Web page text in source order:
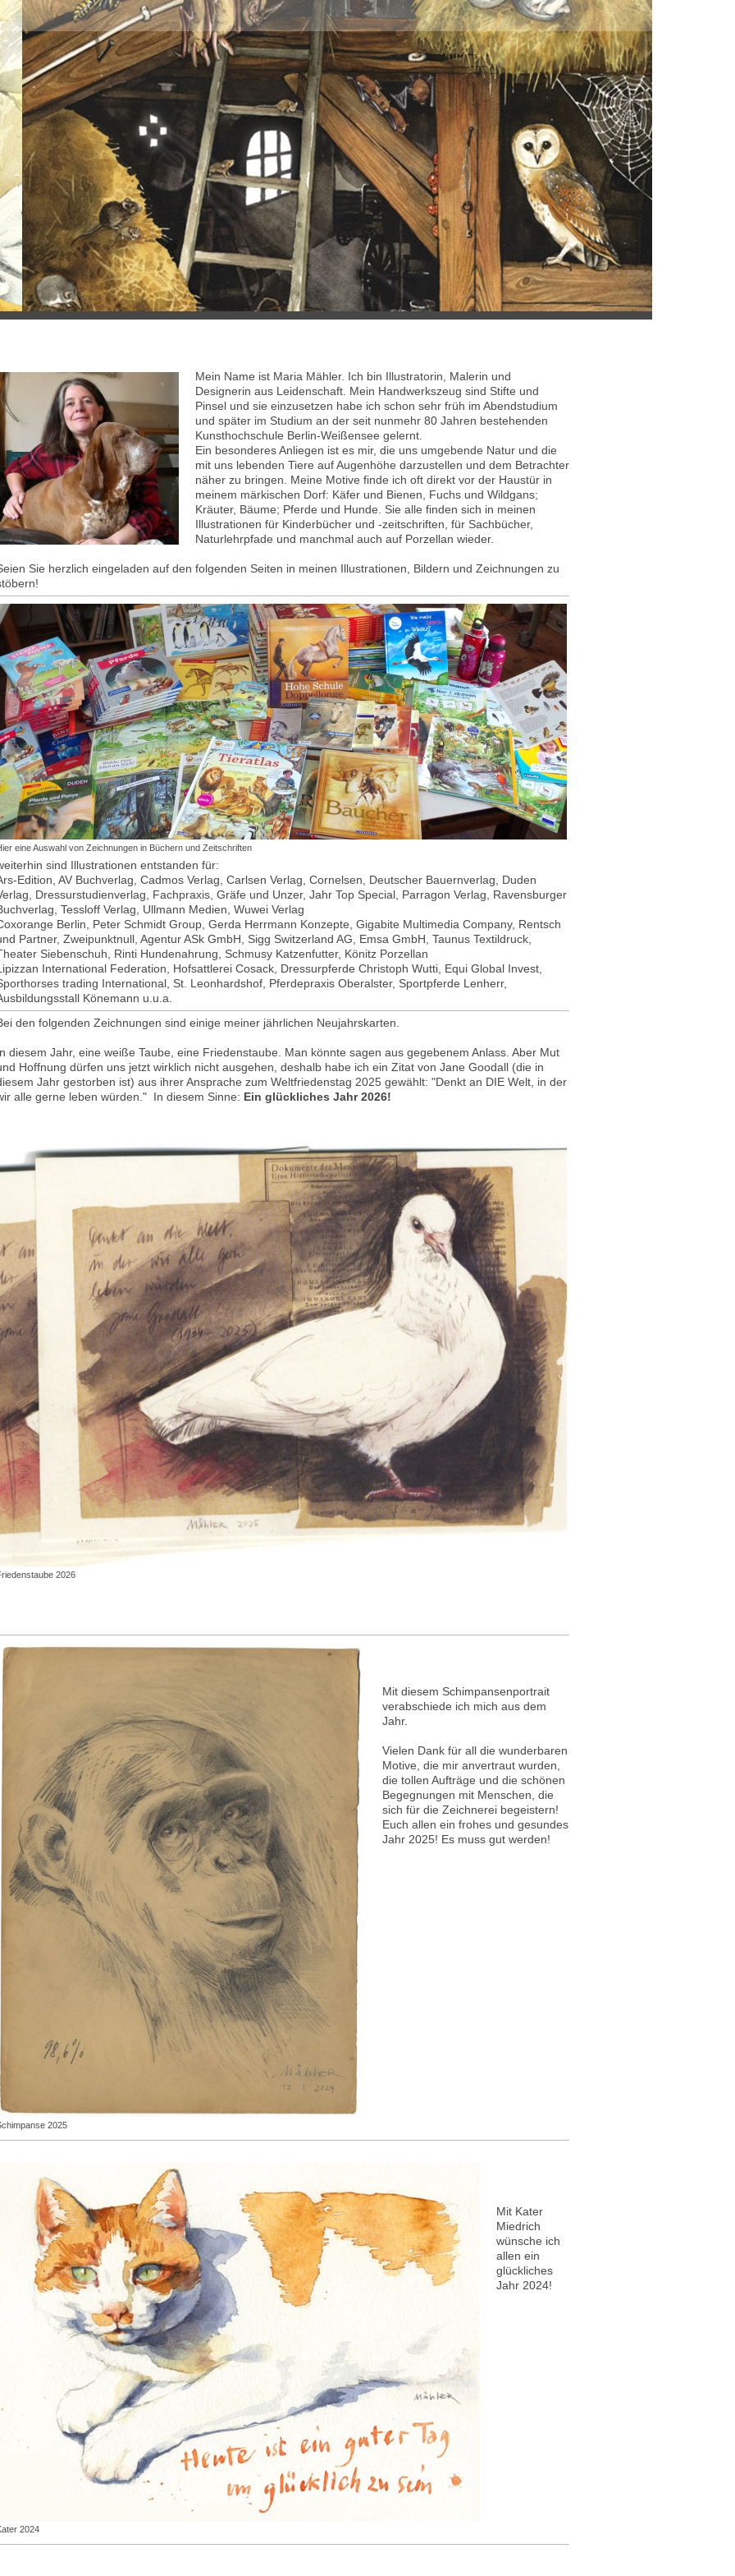
Mein Name ist Maria Mähler. Ich bin Illustratorin, Malerin und
Designerin aus Leidenschaft. Mein Handwerkszeug sind Stifte und
Pinsel und sie einzusetzen habe ich schon sehr früh im Abendstudium
und später im Studium an der seit nunmehr 80 Jahren bestehenden
Kunsthochschule Berlin-Weißensee gelernt.
Ein besonderes Anliegen ist es mir, die uns umgebende Natur und die
mit uns lebenden Tiere auf Augenhöhe darzustellen und dem Betrachter
näher zu bringen. Meine Motive finde ich oft direkt vor der Haustür in
meinem märkischen Dorf: Käfer und Bienen, Fuchs und Wildgans;
Kräuter, Bäume; Pferde und Hunde. Sie alle finden sich in meinen
Illustrationen für Kinderbücher und -zeitschriften, für Sachbücher,
Naturlehrpfade und manchmal auch auf Porzellan wieder.
Sie herzlich eingeladen auf den folgenden Seiten in meinen Illustrationen, Bildern und Zeichnungen zu
eine Auswahl von Zeichnungen in Büchern und Zeitschriften
sind Illustrationen entstanden für:
Edition, AV Buchverlag, Cadmos Verlag, Carlsen Verlag, Cornelsen, Deutscher Bauernverlag, Duden
Dressurstudienverlag, Fachpraxis, Gräfe und Unzer, Jahr Top Special, Parragon Verlag, Ravensburger
Tessloff Verlag, Ullmann Medien, Wuwei Verlag
Berlin, Peter Schmidt Group, Gerda Herrmann Konzepte, Gigabite Multimedia Company, Rentsch
Partner, Zweipunktnull, Agentur ASk GmbH, Sigg Switzerland AG, Emsa GmbH, Taunus Textildruck,
Siebenschuh, Rinti Hundenahrung, Schmusy Katzenfutter, Könitz Porzellan
International Federation, Hofsattlerei Cosack, Dressurpferde Christoph Wutti, Equi Global Invest,
trading International, St. Leonhardshof, Pferdepraxis Oberalster, Sportpferde Lenherr,
Könemann u.u.a.
den folgenden Zeichnungen sind einige meiner jährlichen Neujahrskarten.
diesem Jahr, eine weiße Taube, eine Friedenstaube. Man könnte sagen aus gegebenem Anlass. Aber Mut
Hoffnung dürfen uns jetzt wirklich nicht ausgehen, deshalb habe ich ein Zitat von Jane Goodall (die in
Jahr gestorben ist) aus ihrer Ansprache zum Weltfriedenstag 2025 gewählt: "Denkt an DIE Welt, in der
alle gerne leben würden." In diesem Sinne: Ein glückliches Jahr 2026!
2026
2025
Mit diesem Schimpansenportrait
verabschiede ich mich aus dem
Jahr.
Vielen Dank für all die wunderbaren
Motive, die mir anvertraut wurden,
die tollen Aufträge und die schönen
Begegnungen mit Menschen, die
sich für die Zeichnerei begeistern!
Euch allen ein frohes und gesundes
Jahr 2025! Es muss gut werden!
2024
Mit Kater
Miedrich
wünsche ich
allen ein
glückliches
Jahr 2024!